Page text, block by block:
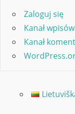
Zaloguj się
Kanał wpisów
Kanał